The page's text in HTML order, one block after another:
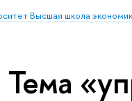
Высшая школа
Тема